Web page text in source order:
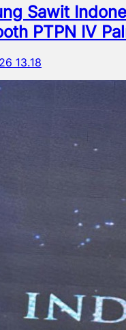
Sawit
PTPN IV
13.18